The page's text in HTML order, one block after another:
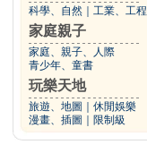
科學、自然 工業、工程
家庭親子
家庭、親子、人際
青少年、童書
玩樂天地
旅遊、地圖
休閒娛樂
漫畫、插圖
限制級